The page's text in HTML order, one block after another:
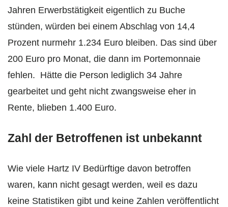
Jahren Erwerbstätigkeit eigentlich zu Buche
stünden, würden bei einem Abschlag von 14,4
Prozent nurmehr 1.234 Euro bleiben. Das sind über
200 Euro pro Monat, die dann im Portemonnaie
fehlen. Hätte die Person lediglich 34 Jahre
gearbeitet und geht nicht zwangsweise eher in
Rente, blieben 1.400 Euro.
Zahl der Betroffenen ist unbekannt
Wie viele Hartz IV Bedürftige davon betroffen
waren, kann nicht gesagt werden, weil es dazu
keine Statistiken gibt und keine Zahlen veröffentlicht